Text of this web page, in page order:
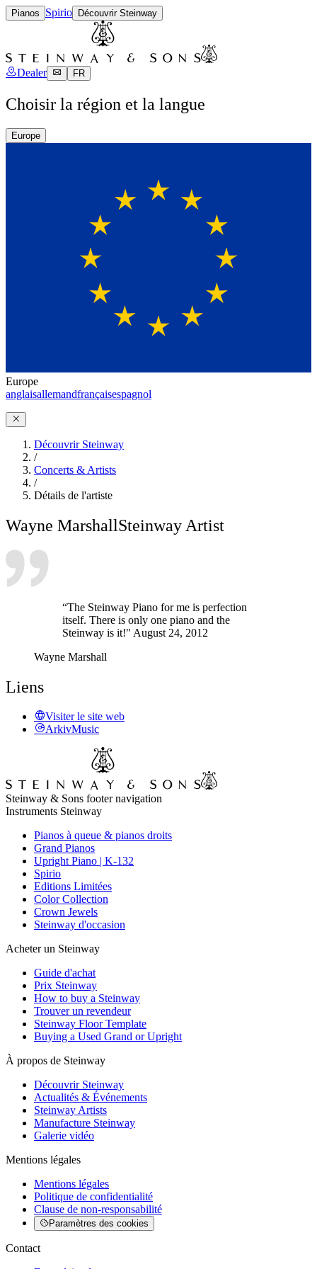
Pianos Spirio Découvrir Steinway
Dealer FR
Choisir la région et la langue
Europe
Europe
anglaisallemandfrançaisespagnol
Découvrir Steinway
/
Concerts & Artists
/
Détails de l'artiste
Wayne MarshallSteinway Artist
“The Steinway Piano for me is perfection
itself. There is only one piano and the
Steinway is it!" August 24, 2012
Wayne Marshall
Liens
Visiter le site web
ArkivMusic
Steinway & Sons footer navigation
Instruments Steinway
Pianos à queue & pianos droits
Grand Pianos
Upright Piano | K-132
Spirio
Editions Limitées
Color Collection
Crown Jewels
Steinway d'occasion
Acheter un Steinway
Guide d'achat
Prix Steinway
How to buy a Steinway
Trouver un revendeur
Steinway Floor Template
Buying a Used Grand or Upright
À propos de Steinway
Découvrir Steinway
Actualités & Événements
Steinway Artists
Manufacture Steinway
Galerie vidéo
Mentions légales
Mentions légales
Politique de confidentialité
Clause de non-responsabilité
Paramètres des cookies
Contact